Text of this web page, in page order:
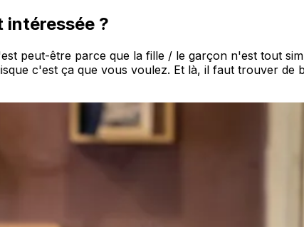
intéressée ?
peut-être parce que la fille / le garçon n'est tout
c'est ça que vous voulez. Et là, il faut trouver